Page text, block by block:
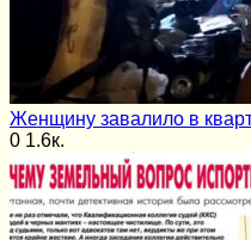
Женщину завалило в
0 1.6к.